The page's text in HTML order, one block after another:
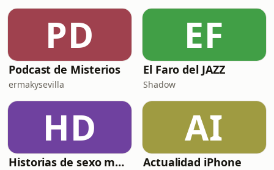
PD
Podcast de Misterios
ermakysevilla
EF
El Faro del JAZZ
Shadow
HD
Historias de sexo muy intensas y calientes
AI
Actualidad iPhone